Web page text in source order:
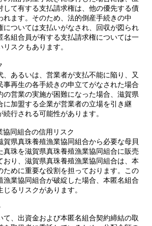
して有する支払請求権は、他の優先する債
れます。そのため、法的倒産手続きの中
については支払いがなされ、回収が図られ
名組合員が有する支払請求権については一
スクもあります。
、あるいは、営業者が支払不能に陥り、又
事再生の各手続きの申立てがなされた場合
の営業の実施が困難になった場合、滋賀県
に加盟する企業が営業者の立場を引き継
行される可能性があります。
同組合の信用リスク
賀県真珠養殖漁業協同組合から必要な母貝
真珠を滋賀県真珠養殖漁業協同組合に販売
おり、滋賀県真珠養殖漁業協同組合は、本
ために重要な役割を担っております。この
漁業協同組合が破綻した場合、本匿名組合
るリスクがあります。
て、出資金および本匿名組合契約締結の取